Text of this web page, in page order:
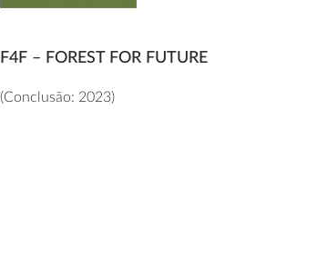
F4F – FOREST FOR FUTURE
(Conclusão: 2023)